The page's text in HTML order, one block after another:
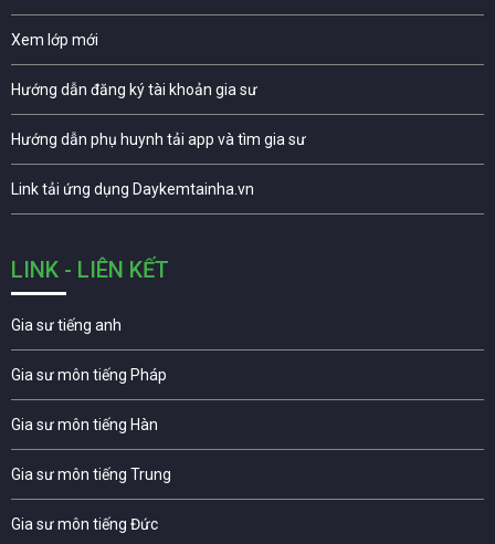
Xem lớp mới
Hướng dẫn đăng ký tài khoản gia sư
Hướng dẫn phụ huynh tải app và tìm gia sư
Link tải ứng dụng Daykemtainha.vn
LINK - LIÊN KẾT
Gia sư tiếng anh
Gia sư môn tiếng Pháp
Gia sư môn tiếng Hàn
Gia sư môn tiếng Trung
Gia sư môn tiếng Đức